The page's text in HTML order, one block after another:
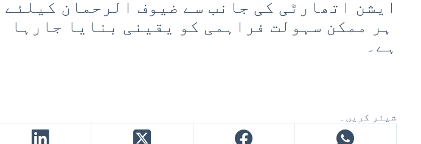
ایشن اتھارٹی کی جانب سے ضیوف الرحمان کیلئے
ہر ممکن سہولت فراہمی کو یقینی بنایا جارہا
ہے۔
شیئر کریں۔